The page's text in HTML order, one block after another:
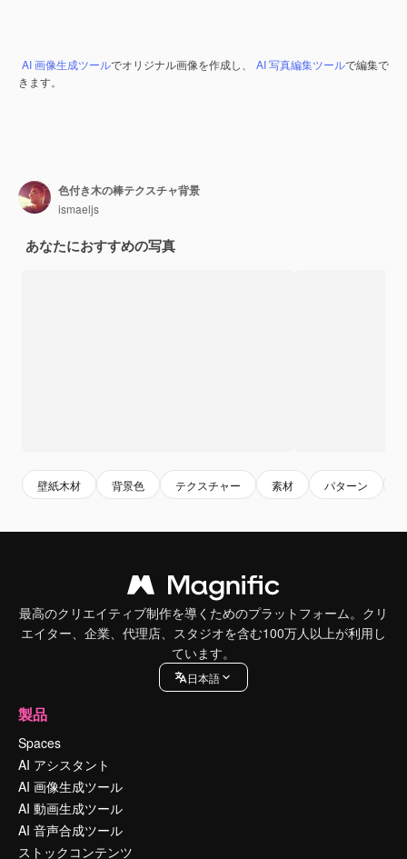
AI 画像生成ツールでオリジナル画像を作成し、 AI 写真編集ツールで編集で
きます。
色付き木の棒テクスチャ背景
ismaeljs
あなたにおすすめの写真
壁紙木材 背景色 テクスチャー 素材 パターン
最高のクリエイティブ制作を導くためのプラットフォーム。クリ
エイター、企業、代理店、スタジオを含む100万人以上が利用し
ています。
日本語
製品
Spaces
AI アシスタント
AI 画像生成ツール
AI 動画生成ツール
AI 音声合成ツール
ストックコンテンツ